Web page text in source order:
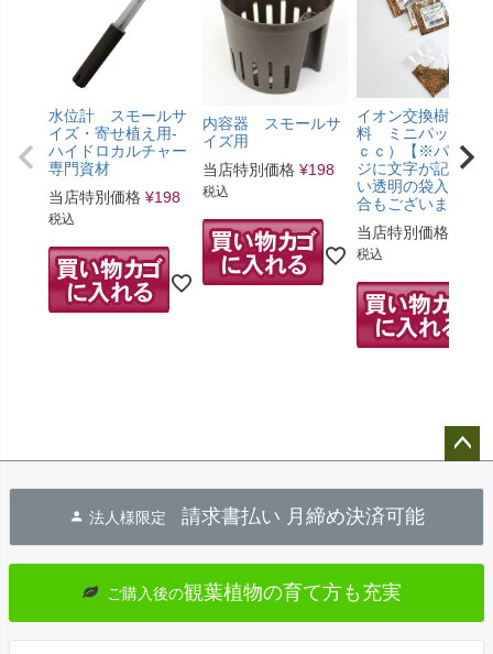
水位計 スモールサ
イズ・寄せ植え用-
ハイドロカルチャー
専門資材
当店特別価格 ¥198
税込
内容器 スモールサ
イズ用
当店特別価格 ¥198
税込
イオン交換樹脂肥
料 ミニパック（5
ｃｃ）【※パッケ
ジに文字が記載の
い透明の袋入りの
合もございます。
当店特別価格
税込
へ
法人様限定 請求書払い 月締め決済可能
ご購入後の観葉植物の育て方も充実